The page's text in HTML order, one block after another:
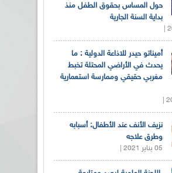
حول المساس بحقوق الطفل منذ
بداية السنة الجارية
أميناتو حيدر للاذاعة الدولية : ما
يحدث في الأراضي المحتلة تخبط
مغربي حقيقي وممارسة استعمارية
نزيف الأنف عند الأطفال: أسبابه
وطرق علاجه
05 يناير 2021 |